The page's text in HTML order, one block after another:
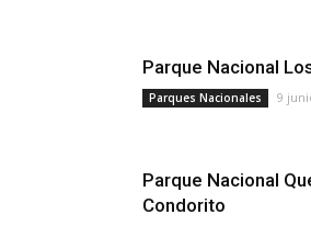
Parque Nacional
Parques Nacionales 9
Parque Nacional
Condorito